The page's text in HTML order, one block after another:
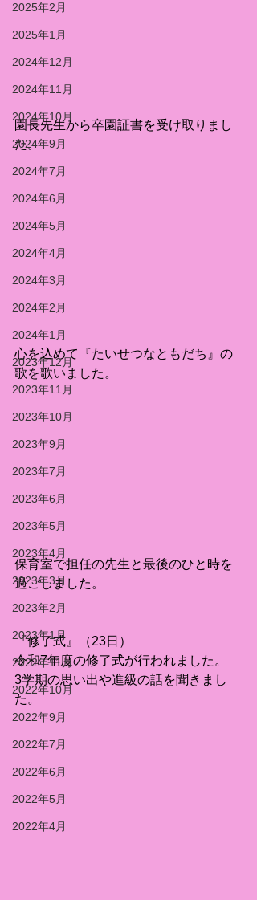
2025年2月
2025年1月
2024年12月
2024年11月
2024年10月
2024年9月
2024年7月
2024年6月
2024年5月
2024年4月
2024年3月
2024年2月
2024年1月
2023年12月
2023年11月
2023年10月
2023年9月
2023年7月
2023年6月
2023年5月
2023年4月
2023年3月
2023年2月
2023年1月
2022年11月
2022年10月
2022年9月
2022年7月
2022年6月
2022年5月
2022年4月
園長先生から卒園証書を受け取りまし
た。
心を込めて『たいせつなともだち』の
歌を歌いました。
保育室で担任の先生と最後のひと時を
過ごしました。
『修了式』（23日）
令和7年度の修了式が行われました。
3学期の思い出や進級の話を聞きまし
た。